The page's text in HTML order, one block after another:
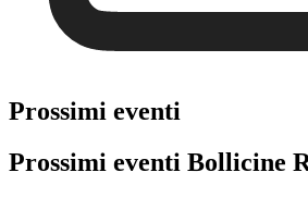
Prossimi eventi
Prossimi eventi Bollicine